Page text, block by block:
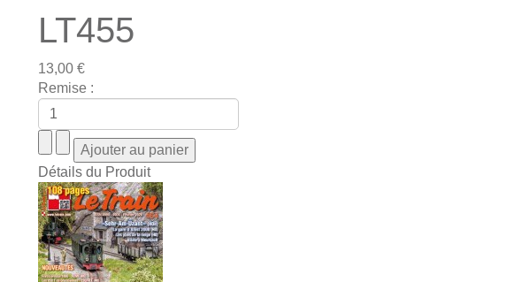
LT455
13,00 €
Remise :
Détails du Produit